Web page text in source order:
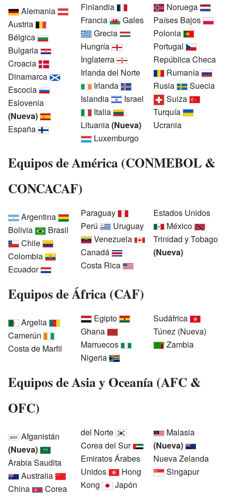
Alemania
Austria
Bélgica
Bulgaria
Croacia
Dinamarca
Escocia
Eslovenia
(Nueva)
España
Finlandia
Francia
Gales
Grecia
Hungría
Inglaterra
Irlanda del Norte
Irlanda
Islandia
Israel
Italia
Lituania(Nueva)
Luxemburgo
Noruega
Países Bajos
Polonia
Portugal
República Checa
Rumanía
Rusia
Suecia
Suiza
Turquía
Ucrania
Equipos de América (CONMEBOL &
CONCACAF)
Argentina
Bolivia
Brasil
Chile
Colombia
Ecuador
Paraguay
Perú
Uruguay
Venezuela
Canadá
Costa Rica
Estados Unidos
México
Trinidad y Tobago
(Nueva)
Equipos de África (CAF)
Argelia
Camerún
Costa de Marfil
Egipto
Ghana
Marruecos
Nigeria
Sudáfrica
Túnez (Nueva)
Zambia
Equipos de Asia y Oceanía (AFC &
OFC)
Afganistán
(Nueva)
Arabia Saudita
Australia
China
Corea
del Norte
Corea del Sur
Emiratos Árabes
Unidos
Hong
Kong
Japón
Malasia
(Nueva)
Nueva Zelanda
Singapur